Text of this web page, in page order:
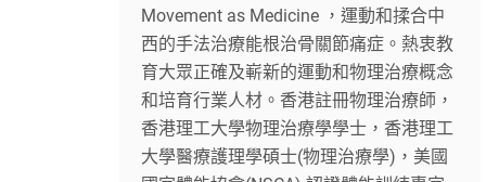
Movement as Medicine ，運動和揉合中
西的手法治療能根治骨關節痛症。熱衷教
育大眾正確及嶄新的運動和物理治療概念
和培育行業人材。香港註冊物理治療師，
香港理工大學物理治療學學士，香港理工
大學醫療護理學碩士(物理治療學)，美國